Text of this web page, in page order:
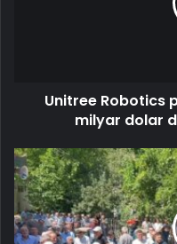
Unitree Robotics
milyar dolar